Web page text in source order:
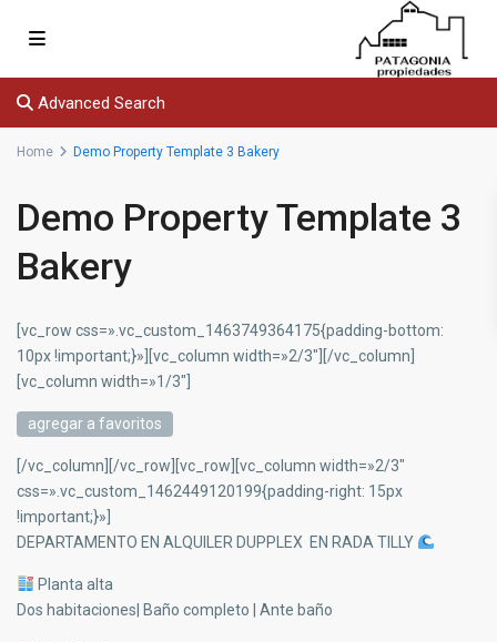
Advanced Search
Home Demo Property Template 3 Bakery
Demo Property Template 3
Bakery
[vc_row css=».vc_custom_1463749364175{padding-bottom:
10px !important;}»][vc_column width=»2/3″][/vc_column]
[vc_column width=»1/3″]
agregar a favoritos
[/vc_column][/vc_row][vc_row][vc_column width=»2/3″
css=».vc_custom_1462449120199{padding-right: 15px
!important;}»]
DEPARTAMENTO EN ALQUILER DUPPLEX EN RADA TILLY
Planta alta
Dos habitaciones| Baño completo | Ante baño